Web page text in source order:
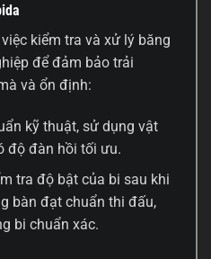
kiểm tra và xử lý băng
để đảm bảo trải
và ổn định:
kỹ thuật, sử dụng vật
độ đàn hồi tối ưu.
tra độ bật của bi sau khi
bàn đạt chuẩn thi đấu,
bi chuẩn xác.